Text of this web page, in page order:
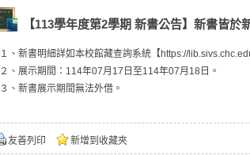
【113學年度第2學期 新書公告】新書皆於
１、新書明細詳如本校館藏查詢系統【https://
２、展示期間：114年07月17日至114年07月18日。
３、新書展示期間無法外借。
友善列印 新增到收藏夾